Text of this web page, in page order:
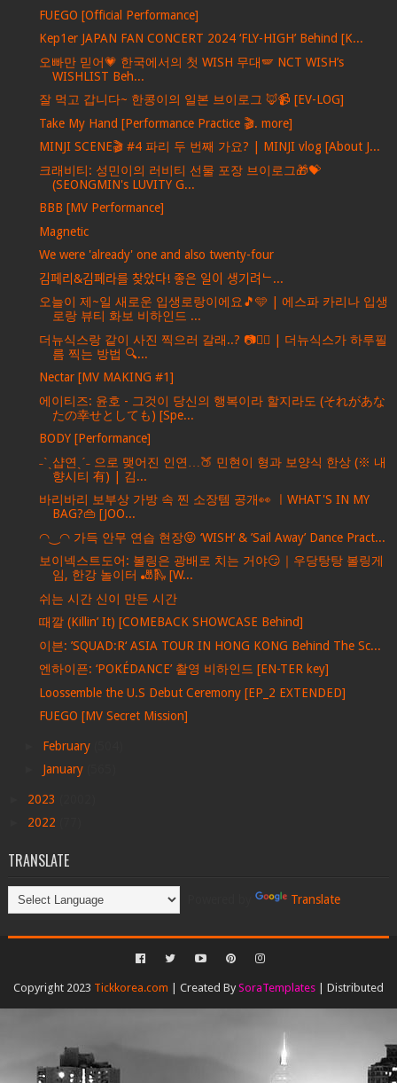
FUEGO [Official Performance]
Kep1er JAPAN FAN CONCERT 2024 ‘FLY-HIGH’ Behind [K...
오빠만 믿어💗 한국에서의 첫 WISH 무대🪽 NCT WISH’s
WISHLIST Beh...
잘 먹고 갑니다~ 한콩이의 일본 브이로그 🦊📹 [EV-LOG]
Take My Hand [Performance Practice 🎬. more]
MINJI SCENE🎬 #4 파리 두 번째 가요? | MINJI vlog [About J...
크래비티: 성민이의 러비티 선물 포장 브이로그🎁💝
(SEONGMIN's LUVITY G...
BBB [MV Performance]
Magnetic
We were 'already' one and also twenty-four
김페리&김페라를 찾았다! 좋은 일이 생기려ᄂ...
오늘이 제~일 새로운 입생로랑이에요🎵🩵 | 에스파 카리나 입생
로랑 뷰티 화보 비하인드 ...
더뉴식스랑 같이 사진 찍으러 갈래..? 📷❤‍🔥 | 더뉴식스가 하루필
름 찍는 방법 🔍...
Nectar [MV MAKING #1]
에이티즈: 윤호 - 그것이 당신의 행복이라 할지라도 (それがあな
たの幸せとしても) [Spe...
BODY [Performance]
˗ˋˏ샵연ˎˊ˗ 으로 맺어진 인연…🍑 민현이 형과 보양식 한상 (※ 내
향시티 有) | 김...
바리바리 보부상 가방 속 찐 소장템 공개👀 ㅣWHAT'S IN MY
BAG?👜 [JOO...
◠‿◠ 가득 안무 연습 현장😝 ‘WISH’ & ’Sail Away’ Dance Pract...
보이넥스트도어: 볼링은 광배로 치는 거야😏｜우당탕탕 볼링게
임, 한강 놀이터 🎳🛝 [W...
쉬는 시간 신이 만든 시간
때깔 (Killin’ It) [COMEBACK SHOWCASE Behind]
이븐: ’SQUAD:R‘ ASIA TOUR IN HONG KONG Behind The Sc...
엔하이픈: ‘POKÉDANCE’ 촬영 비하인드 [EN-TER key]
Loossemble the U.S Debut Ceremony [EP_2 EXTENDED]
FUEGO [MV Secret Mission]
February
January
2023
2022
TRANSLATE
Translate
Copyright 2023 Tickkorea.com | Created By SoraTemplates| Distributed